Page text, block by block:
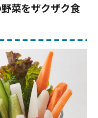
菜をザクザク食